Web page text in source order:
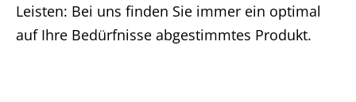
Leisten: Bei uns finden Sie immer ein optimal
auf Ihre Bedürfnisse abgestimmtes Produkt.